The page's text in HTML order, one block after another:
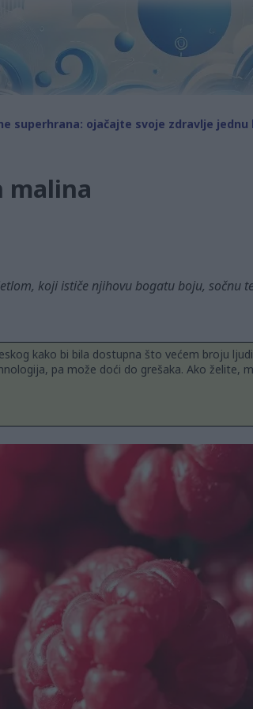
superhrana: ojačajte svoje zdravlje jednu
malina
koji ističe njihovu bogatu boju, sočnu
kako bi bila dostupna što većem broju
pa može doći do grešaka. Ako želite,